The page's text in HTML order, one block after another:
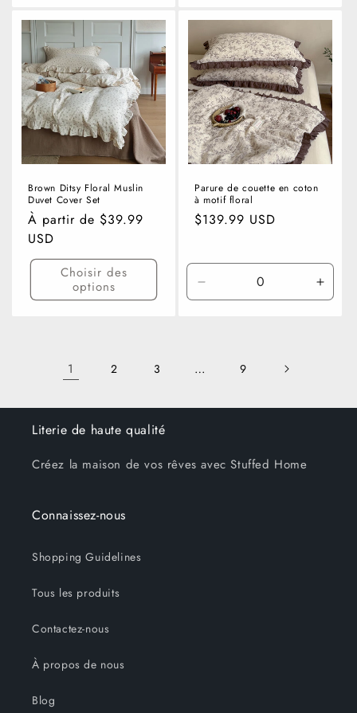
Brown Ditsy Floral Muslin
Duvet Cover Set
Prix
habituel
À partir de $39.99
USD
Choisir des
options
Parure de couette en coton
à motif floral
Prix
$139.99 USD
la
-
x
la
x
1 2 3 … 9
Literie de haute qualité
Créez la maison de vos rêves avec Stuffed Home
Connaissez-nous
Shopping Guidelines
Tous les produits
Contactez-nous
À propos de nous
Blog